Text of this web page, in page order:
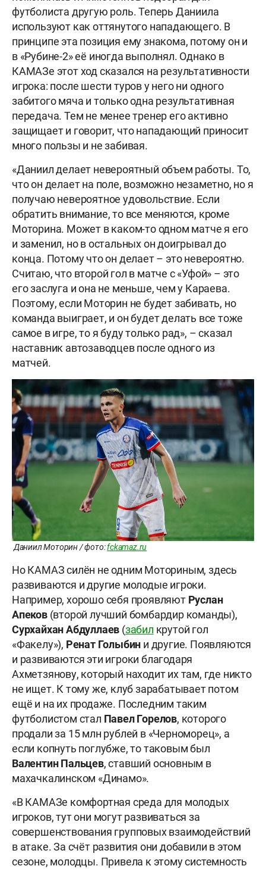
футболиста другую роль. Теперь Даниила
используют как оттянутого нападающего. В
принципе эта позиция ему знакома, потому он и
в «Рубине-2» её иногда выполнял. Однако в
КАМАЗе этот ход сказался на результативности
игрока: после шести туров у него ни одного
забитого мяча и только одна результативная
передача. Тем не менее тренер его активно
защищает и говорит, что нападающий приносит
много пользы и не забивая.
«Даниил делает невероятный объем работы. То,
что он делает на поле, возможно незаметно, но я
получаю невероятное удовольствие. Если
обратить внимание, то все меняются, кроме
Моторина. Может в каком-то одном матче я его
и заменил, но в остальных он доигрывал до
конца. Потому что он делает – это невероятно.
Считаю, что второй гол в матче с «Уфой» – это
его заслуга и она не меньше, чем у Караева.
Поэтому, если Моторин не будет забивать, но
команда выиграет, и он будет делать все тоже
самое в игре, то я буду только рад», – сказал
наставник автозаводцев после одного из
матчей.
Даниил Моторин / фото:fckamaz.ru
Но КАМАЗ силён не одним Моториным, здесь
развиваются и другие молодые игроки.
Например, хорошо себя проявляют Руслан
Апеков(второй лучший бомбардир команды),
Сурхайхан Абдуллаев (забил крутой гол
«Факелу»), Ренат Голыбин и другие. Появляются
и развиваются эти игроки благодаря
Ахметзянову, который находит их там, где никто
не ищет. К тому же, клуб зарабатывает потом
ещё и на их продаже. Последним таким
футболистом стал Павел Горелов, которого
продали за 15 млн рублей в «Черноморец», а
если копнуть поглубже, то таковым был
Валентин Пальцев, ставший основным в
махачкалинском «Динамо».
«В КАМАЗе комфортная среда для молодых
игроков, тут они могут развиваться за
совершенствования групповых взаимодействий
в атаке. За счёт развития они добавили в этом
сезоне, молодцы. Привела к этому системность